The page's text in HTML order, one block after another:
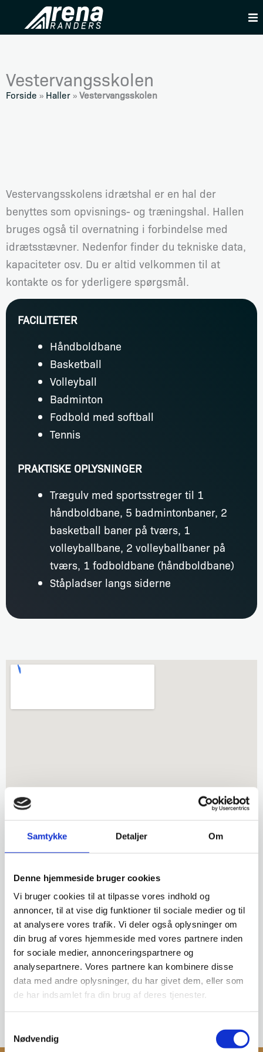
Samtykke Detaljer Om
Denne hjemmeside bruger cookies
Vi bruger cookies til at tilpasse vores indhold og
annoncer, til at vise dig funktioner til sociale medier og til
at analysere vores trafik. Vi deler også oplysninger om
din brug af vores hjemmeside med vores partnere inden
for sociale medier, annonceringspartnere og
analysepartnere. Vores partnere kan kombinere disse
data med andre oplysninger, du har givet dem, eller som
de har indsamlet fra din brug af deres tjenester.
Nødvendig
Vestervangsskolen
Forside » Haller»Vestervangsskolen
Vestervangsskolens idrætshal er en hal der
benyttes som opvisnings- og træningshal. Hallen
bruges også til overnatning i forbindelse med
idrætsstævner. Nedenfor finder du tekniske data,
kapaciteter osv. Du er altid velkommen til at
kontakte os for yderligere spørgsmål.
FACILITETER
Håndboldbane
Basketball
Volleyball
Badminton
Fodbold med softball
Tennis
PRAKTISKE OPLYSNINGER
Trægulv med sportsstreger til 1
håndboldbane, 5 badmintonbaner, 2
basketball baner på tværs, 1
volleyballbane, 2 volleyballbaner på
tværs, 1 fodboldbane (håndboldbane)
Ståpladser langs siderne